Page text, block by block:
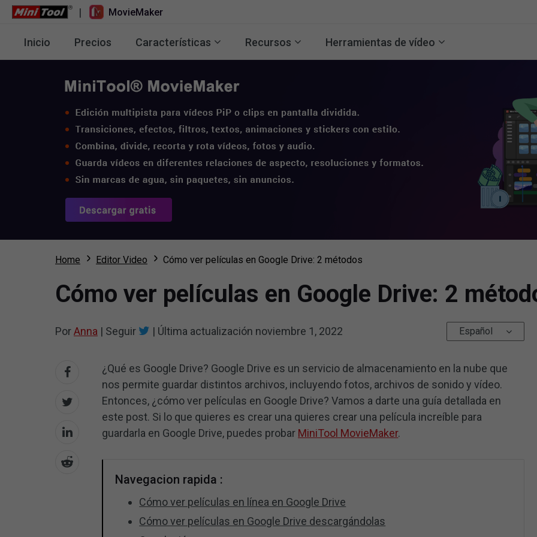
| MovieMaker
Inicio Precios Características Recursos Herramientas de vídeo
Home Editor Video Cómo ver películas en Google Drive: 2 métodos
Cómo ver películas en Google Drive: 2
PorAnna | Seguir | Última actualización noviembre 1, 2022 Español
¿Qué es Google Drive? Google Drive es un servicio de almacenamiento en la nube que
nos permite guardar distintos archivos, incluyendo fotos, archivos de sonido y vídeo.
Entonces, ¿cómo ver películas en Google Drive? Vamos a darte una guía detallada en
este post. Si lo que quieres es crear una quieres crear una película increíble para
guardarla en Google Drive, puedes probar MiniTool MovieMaker.
Navegacion rapida :
Cómo ver películas en línea en Google Drive
Cómo ver películas en Google Drive descargándolas